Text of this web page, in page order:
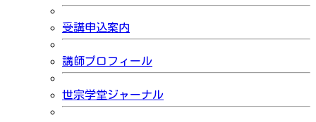
受講申込案内
講師プロフィール
世宗学堂ジャーナル